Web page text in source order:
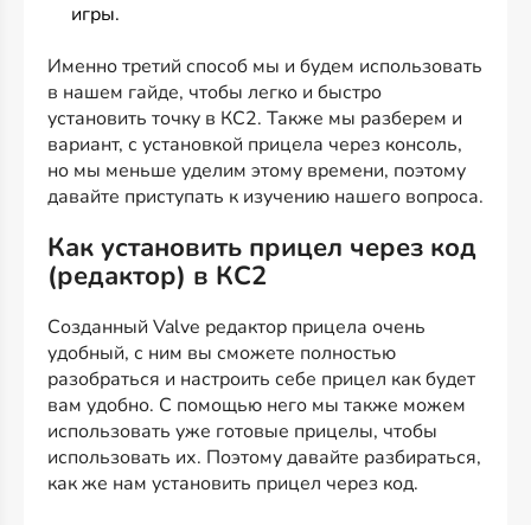
игры.
Именно третий способ мы и будем использовать
в нашем гайде, чтобы легко и быстро
установить точку в КС2. Также мы разберем и
вариант, с установкой прицела через консоль,
но мы меньше уделим этому времени, поэтому
давайте приступать к изучению нашего вопроса.
Как установить прицел через код
(редактор) в КС2
Созданный Valve редактор прицела очень
удобный, с ним вы сможете полностью
разобраться и настроить себе прицел как будет
вам удобно. С помощью него мы также можем
использовать уже готовые прицелы, чтобы
использовать их. Поэтому давайте разбираться,
как же нам установить прицел через код.